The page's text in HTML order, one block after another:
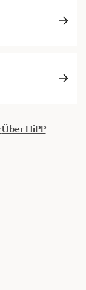
Über HiPP